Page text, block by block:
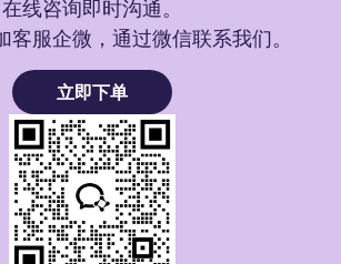
在线咨询即时沟通。
客服企微，通过微信联系我们。
立即下单